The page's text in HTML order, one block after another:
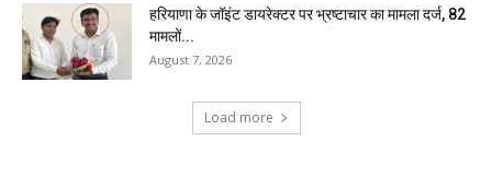
हरियाणा के जॉइंट डायरेक्टर पर भ्रष्टाचार का मामला दर्ज, 82
मामलों...
August 7, 2026
Load more